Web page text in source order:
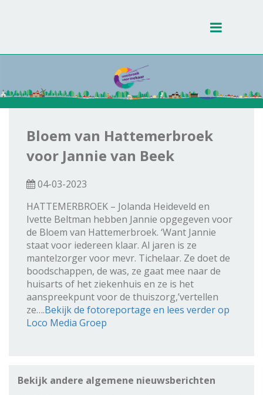
Toggle
Bloem van Hattemerbroek
voor Jannie van Beek
04-03-2023
HATTEMERBROEK – Jolanda Heideveld en
Ivette Beltman hebben Jannie opgegeven voor
de Bloem van Hattemerbroek. ‘Want Jannie
staat voor iedereen klaar. Al jaren is ze
mantelzorger voor mevr. Tichelaar. Ze doet de
boodschappen, de was, ze gaat mee naar de
huisarts of het ziekenhuis en ze is het
aanspreekpunt voor de thuiszorg,’vertellen
ze….Bekijk de fotoreportage en lees verder op
Loco Media Groep
Bekijk andere algemene nieuwsberichten